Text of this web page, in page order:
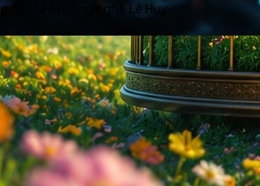
ty TNHH công nghệ Lê Huy